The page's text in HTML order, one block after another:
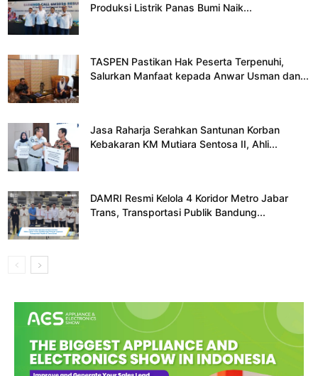
Produksi Listrik Panas Bumi Naik...
TASPEN Pastikan Hak Peserta Terpenuhi,
Salurkan Manfaat kepada Anwar Usman dan...
Jasa Raharja Serahkan Santunan Korban
Kebakaran KM Mutiara Sentosa II, Ahli...
DAMRI Resmi Kelola 4 Koridor Metro Jabar
Trans, Transportasi Publik Bandung...